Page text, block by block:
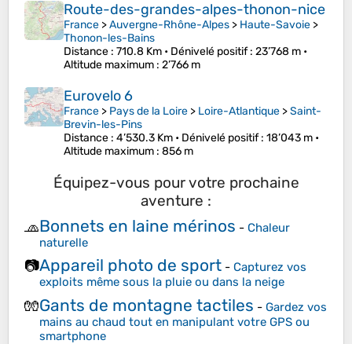
Route-des-grandes-alpes-thonon-nice
France >Auvergne-Rhône-Alpes > Haute-Savoie >
Thonon-les-Bains
Distance : 710.8 Km • Dénivelé positif: 23’768 m •
Altitude maximum : 2’766 m
Eurovelo 6
France > Pays de la Loire > Loire-Atlantique >Saint-
Brevin-les-Pins
Distance : 4’530.3 Km • Dénivelé positif: 18’043 m •
Altitude maximum : 856 m
Équipez-vous pour votre prochaine
aventure :
🧢Bonnets en laine mérinos - Chaleur
naturelle
📷Appareil photo de sport - Capturez vos
exploits même sous la pluie ou dans la neige
🧤Gants de montagne tactiles - Gardez vos
mains au chaud tout en manipulant votre GPS ou
smartphone